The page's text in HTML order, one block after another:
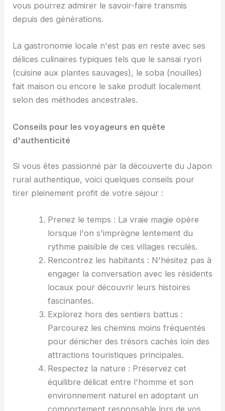
vous pourrez admirer le savoir-faire transmis
depuis des générations.
La gastronomie locale n'est pas en reste avec ses
délices culinaires typiques tels que le sansai ryori
(cuisine aux plantes sauvages), le soba (nouilles)
fait maison ou encore le sake produit localement
selon des méthodes ancestrales.
Conseils pour les voyageurs en quête
d'authenticité
Si vous êtes passionné par la découverte du Japon
rural authentique, voici quelques conseils pour
tirer pleinement profit de votre séjour :
Prenez le temps : La vraie magie opère
lorsque l'on s'imprègne lentement du
rythme paisible de ces villages reculés.
Rencontrez les habitants : N'hésitez pas à
engager la conversation avec les résidents
locaux pour découvrir leurs histoires
fascinantes.
Explorez hors des sentiers battus :
Parcourez les chemins moins fréquentés
pour dénicher des trésors cachés loin des
attractions touristiques principales.
Respectez la nature : Préservez cet
équilibre délicat entre l'homme et son
environnement naturel en adoptant un